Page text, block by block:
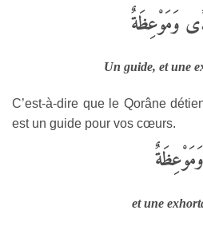
وَمَوْعِظَةٌ
Un guide, et une
C’est-à-dire que le Qorâne
est un guide pour vos cœurs.
وَمَوْعِظَةٌ
et une